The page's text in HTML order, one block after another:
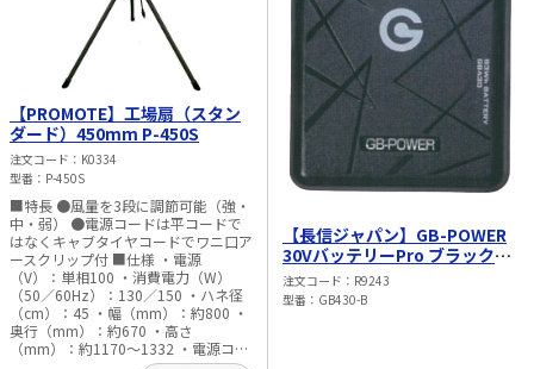
（TEB00000098） ・対応バッテリ：
BL1415N、BL1430、BL1430B、
BL1440、BL1450、BL1460B、
BL1815N、BL1820B、BL1830、
BL1830B、BL1840、BL1850、
BL1850B、BL1860B ・本機寸法：長
さ261× 幅439× 高さ602mm ・質
量：3.8kg（バッテリ除く） ※写真の
バッテリ・充電器等は別売です。 ※
ライトバッテリは使用できません。
※連続使用時間は参考値であり、バ
異なります。
【PROMOTE】工場扇（スタン
ダード）450mm P-450S
注文コード
K0334
型番
P-450S
■特長 ●風量を3段に調節可能（強・
中・弱） ●電源コードは平コードで
はなくキャブタイヤコードでワニ口ア
ースクリップ付 ■仕様 ・電源
（V）：単相100 ・消費電力（W）
（50／60Hz）：130／150 ・ハネ径
（cm）：45 ・幅（mm）：約800 ・
奥行（mm）：約670 ・高さ
（mm）：約1170～1332 ・電源コー
【長信ジャパン】GB-POWER
30VバッテリーPro ブラック
（93Wh） GB430-B
注文コード
R9243
型番
GB430-B